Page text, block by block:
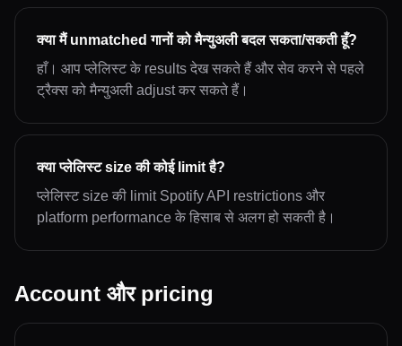
क्या मैं unmatched गानों को मैन्युअली बदल सकता/सकती हूँ?
हाँ। आप प्लेलिस्ट के results देख सकते हैं और सेव करने से पहले
ट्रैक्स को मैन्युअली adjust कर सकते हैं।
क्या प्लेलिस्ट size की कोई limit है?
प्लेलिस्ट size की limit Spotify API restrictions और
platform performance के हिसाब से अलग हो सकती है।
Account और pricing